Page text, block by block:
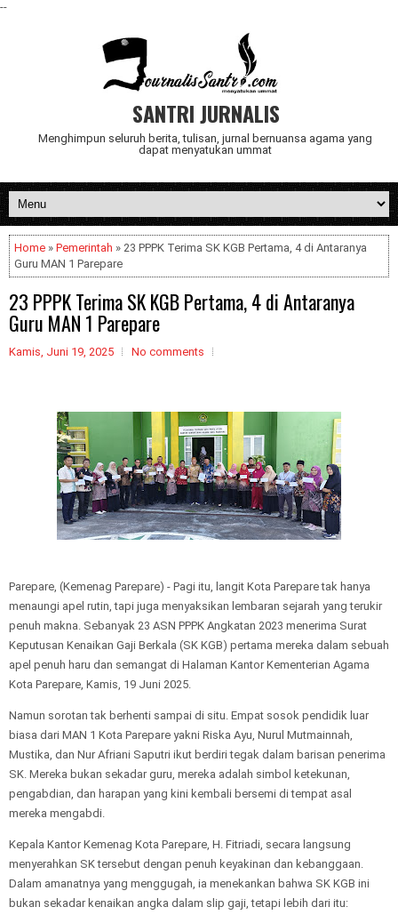
--
SANTRI JURNALIS
Menghimpun seluruh berita, tulisan, jurnal bernuansa agama yang
dapat menyatukan ummat
Home » Pemerintah » 23 PPPK Terima SK KGB Pertama, 4 di Antaranya
Guru MAN 1 Parepare
23 PPPK Terima SK KGB Pertama, 4 di Antaranya
Guru MAN 1 Parepare
Kamis, Juni 19, 2025 No comments
Parepare, (Kemenag Parepare) - Pagi itu, langit Kota Parepare tak hanya
menaungi apel rutin, tapi juga menyaksikan lembaran sejarah yang terukir
penuh makna. Sebanyak 23 ASN PPPK Angkatan 2023 menerima Surat
Keputusan Kenaikan Gaji Berkala (SK KGB) pertama mereka dalam sebuah
apel penuh haru dan semangat di Halaman Kantor Kementerian Agama
Kota Parepare, Kamis, 19 Juni 2025.
Namun sorotan tak berhenti sampai di situ. Empat sosok pendidik luar
biasa dari MAN 1 Kota Parepare yakni Riska Ayu, Nurul Mutmainnah,
Mustika, dan Nur Afriani Saputri ikut berdiri tegak dalam barisan penerima
SK. Mereka bukan sekadar guru, mereka adalah simbol ketekunan,
pengabdian, dan harapan yang kini kembali bersemi di tempat asal
mereka mengabdi.
Kepala Kantor Kemenag Kota Parepare, H. Fitriadi, secara langsung
menyerahkan SK tersebut dengan penuh keyakinan dan kebanggaan.
Dalam amanatnya yang menggugah, ia menekankan bahwa SK KGB ini
bukan sekadar kenaikan angka dalam slip gaji, tetapi lebih dari itu: